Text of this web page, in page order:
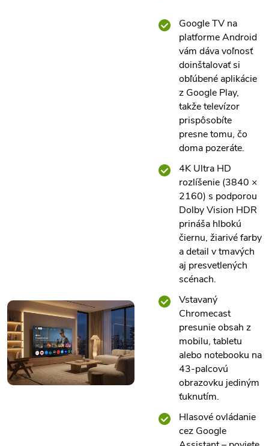
Google TV na
platforme Android
vám dáva voľnosť
doinštalovať si
obľúbené aplikácie
z Google Play,
takže televízor
prispôsobíte
presne tomu, čo
doma pozeráte.
4K Ultra HD
rozlíšenie (3840 ×
2160) s podporou
Dolby Vision HDR
prináša hlbokú
čiernu, žiarivé farby
a detail v tmavých
aj presvetlených
scénach.
Vstavaný
Chromecast
presunie obsah z
mobilu, tabletu
alebo notebooku na
43-palcovú
obrazovku jediným
ťuknutím.
Hlasové ovládanie
cez Google